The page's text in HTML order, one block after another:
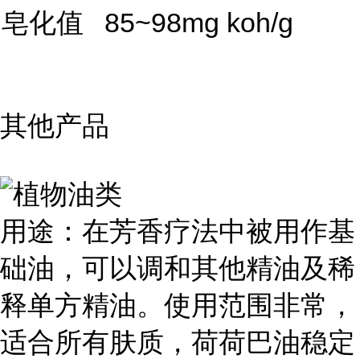
皂化值
85~98mg koh/g
其他产品
用途：在芳香疗法中被用作基
础油，可以调和其他精油及稀
释单方精油。使用范围非常，
适合所有肤质，荷荷巴油稳定